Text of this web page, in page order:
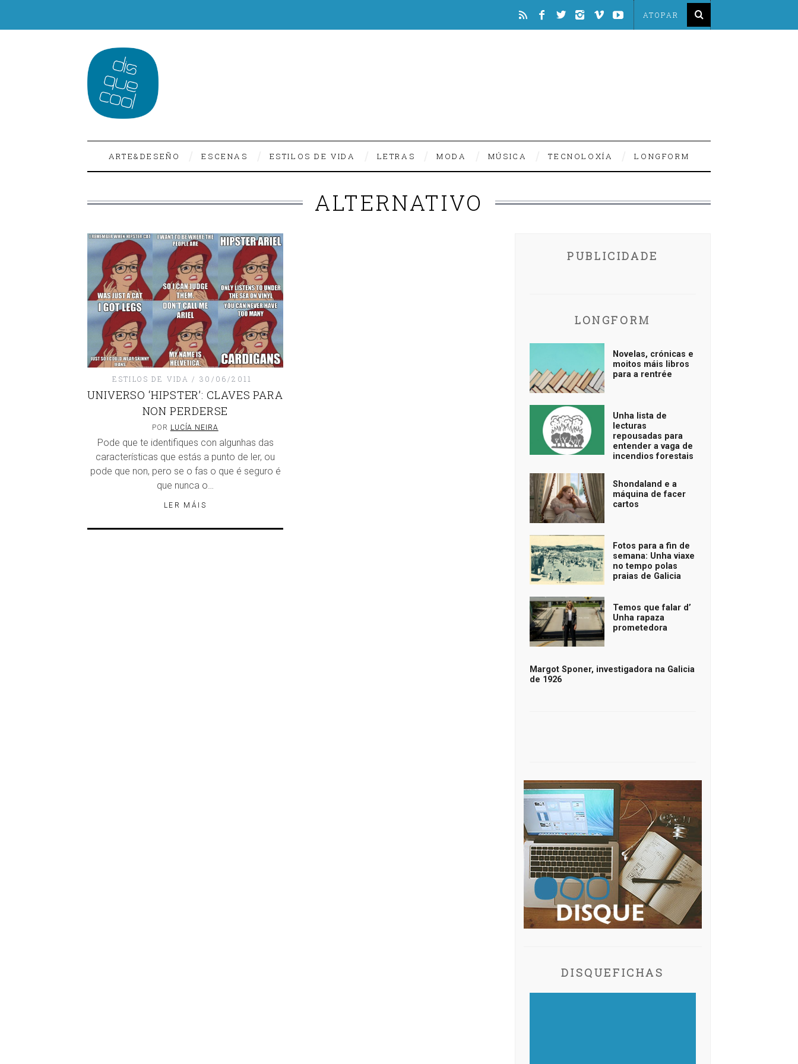
ARTE&DESEÑO ESCENAS ESTILOS DE VIDA LETRAS MODA MÚSICA TECNOLOXÍA LONGFORM
ALTERNATIVO
ESTILOS DE VIDA 30/06/2011
UNIVERSO ‘HIPSTER’: CLAVES PARA
NON PERDERSE
POR LUCÍA NEIRA
Pode que te identifiques con algunhas das
características que estás a punto de ler, ou
pode que non, pero se o fas o que é seguro é
que nunca o…
LER MÁIS
PUBLICIDADE
LONGFORM
Novelas, crónicas e
moitos máis libros
para a rentrée
Unha lista de
lecturas
repousadas para
entender a vaga de
incendios forestais
Shondaland e a
máquina de facer
cartos
Fotos para a fin de
semana: Unha viaxe
no tempo polas
praias de Galicia
Temos que falar d’
Unha rapaza
prometedora
Margot Sponer, investigadora na Galicia
de 1926
DISQUEFICHAS